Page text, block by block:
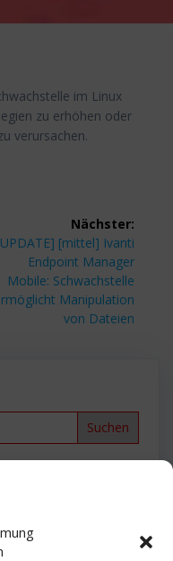
im Linux
zu erhöhen oder
verursachen.
Nächster:
Beitrag:
[mittel] Ivanti
Endpoint Manager
Mobile: Schwachstelle
Manipulation
von Dateien